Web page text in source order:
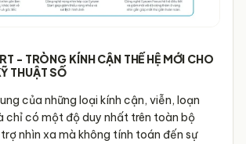
- TRÒNG KÍNH CẬN THẾ HỆ MỚI CHO
THUẬT SỐ
của những loại kính cận, viễn, loạn
chỉ có một độ duy nhất trên toàn bộ
trợ nhìn xa mà không tính toán đến sự